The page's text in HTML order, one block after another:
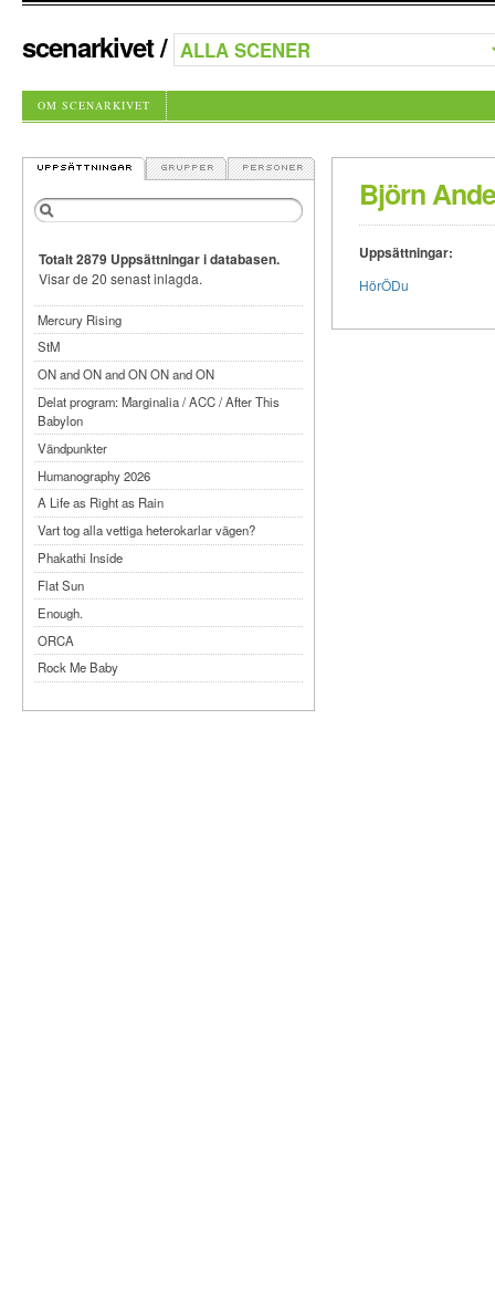
scenarkivet/
OM SCENARKIVET
Björn
Uppsättningar:
HörÖDu
Totalt 2879 Uppsättningar i databasen.
Visar de 20 senast inlagda.
Mercury Rising
StM
ON and ON and ON ON and ON
Delat program: Marginalia / ACC / After This
Babylon
Vändpunkter
Humanography 2026
A Life as Right as Rain
Vart tog alla vettiga heterokarlar vägen?
Phakathi Inside
Flat Sun
Enough.
ORCA
Rock Me Baby